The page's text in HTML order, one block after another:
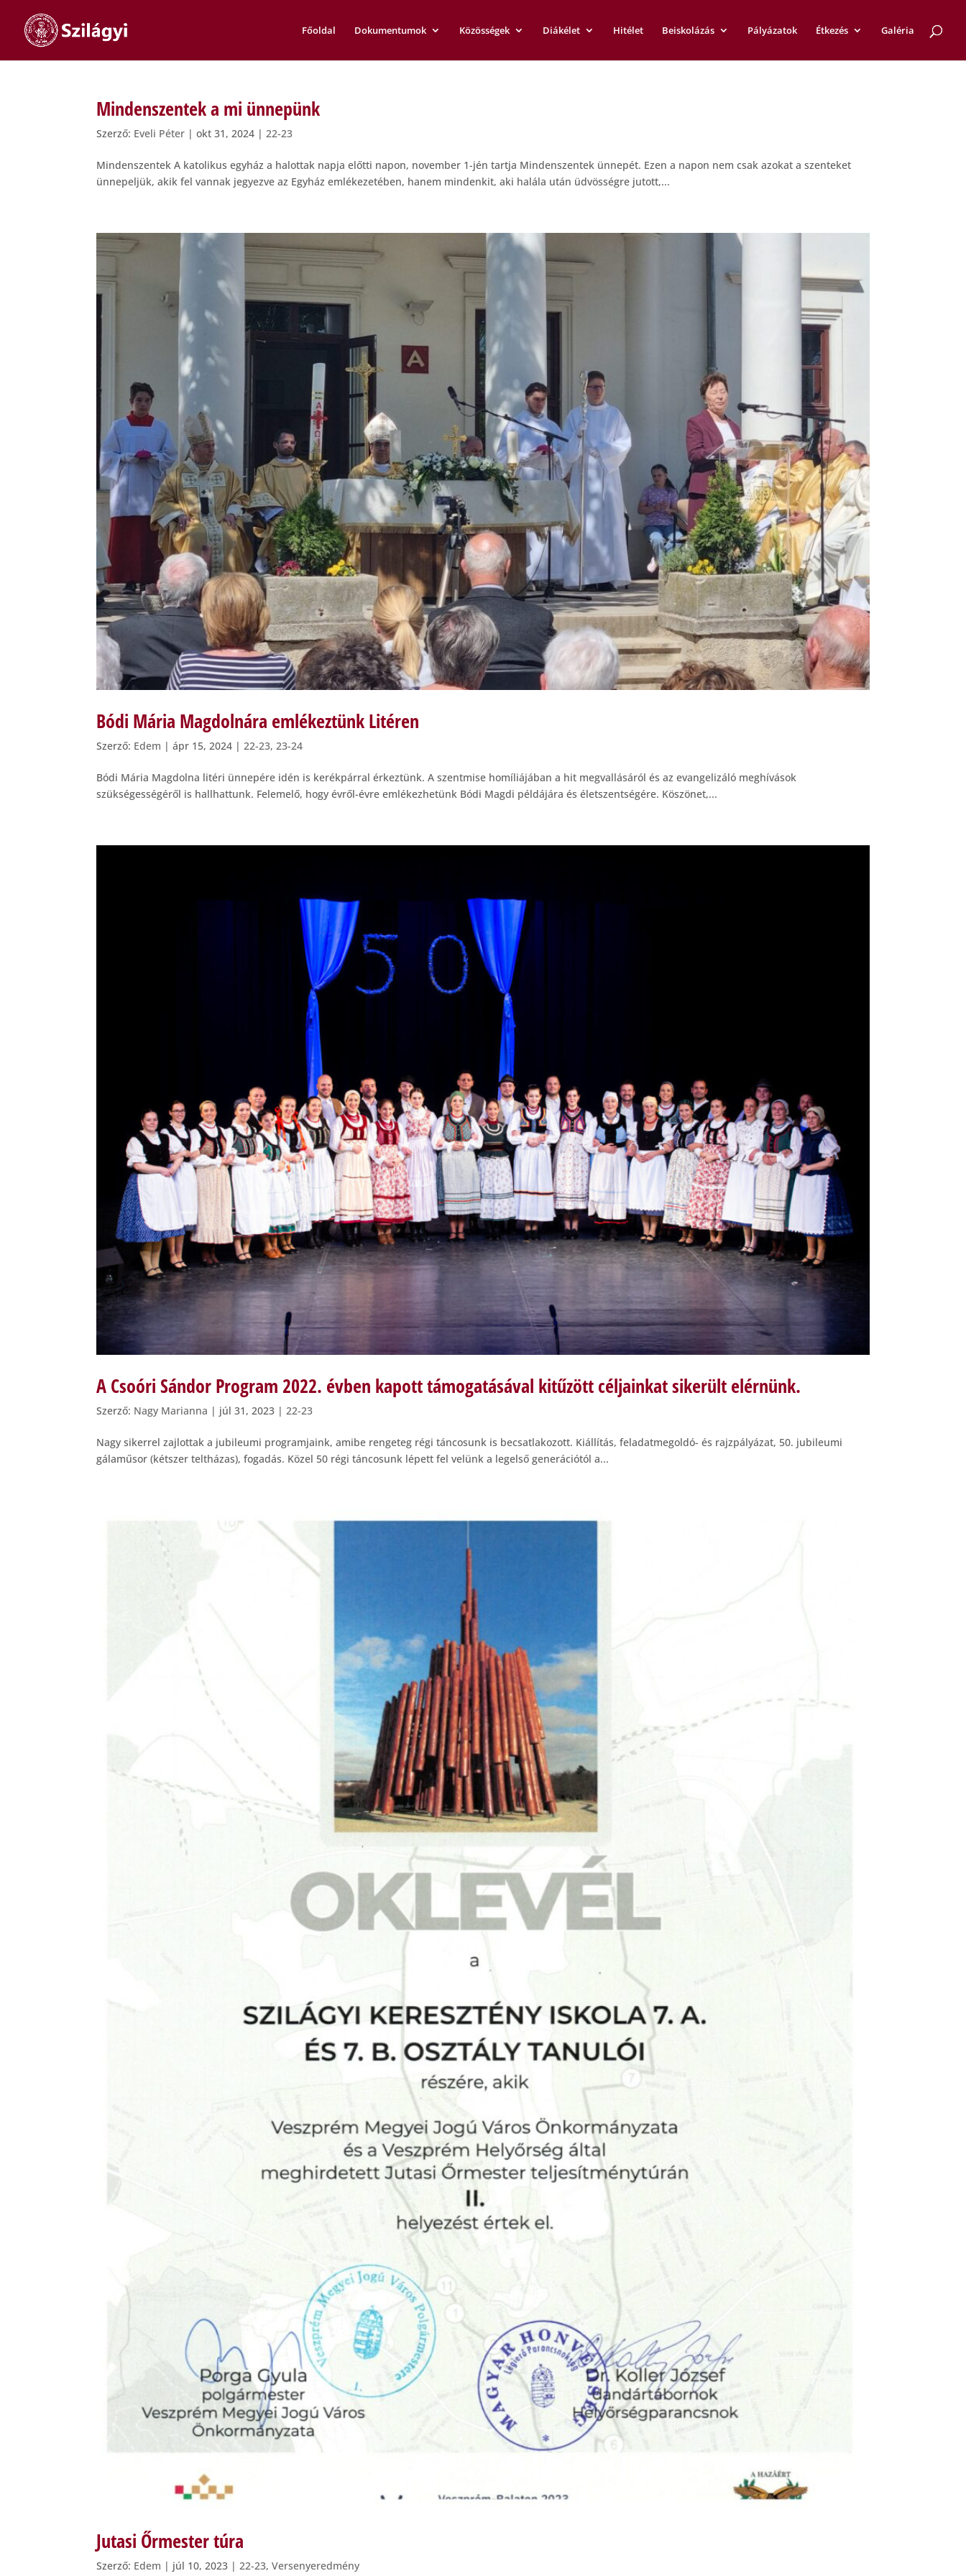
Főoldal Dokumentumok Közösségek Diákélet Hitélet Beiskolázás Pályázatok Étkezés Galéria
Mindenszentek a mi ünnepünk
Szerző: Eveli Péter |okt 31, 2024 |22-23
Mindenszentek A katolikus egyház a halottak napja előtti napon, november 1-jén tartja Mindenszentek ünnepét. Ezen a napon nem csak azokat a szenteket
ünnepeljük, akik fel vannak jegyezve az Egyház emlékezetében, hanem mindenkit, aki halála után üdvösségre jutott,...
Bódi Mária Magdolnára emlékeztünk Litéren
Szerző: Edem |ápr 15, 2024 |22-23,23-24
Bódi Mária Magdolna litéri ünnepére idén is kerékpárral érkeztünk. A szentmise homíliájában a hit megvallásáról és az evangelizáló meghívások
szükségességéről is hallhattunk. Felemelő, hogy évről-évre emlékezhetünk Bódi Magdi példájára és életszentségére. Köszönet,...
A Csoóri Sándor Program 2022. évben kapott támogatásával kitűzött céljainkat sikerült elérnünk.
Szerző: Nagy Marianna | júl 31, 2023 |22-23
Nagy sikerrel zajlottak a jubileumi programjaink, amibe rengeteg régi táncosunk is becsatlakozott. Kiállítás, feladatmegoldó- és rajzpályázat, 50. jubileumi
gálaműsor (kétszer teltházas), fogadás. Közel 50 régi táncosunk lépett fel velünk a legelső generációtól a...
Jutasi Őrmester túra
Szerző: Edem | júl 10, 2023 |22-23,Versenyeredmény